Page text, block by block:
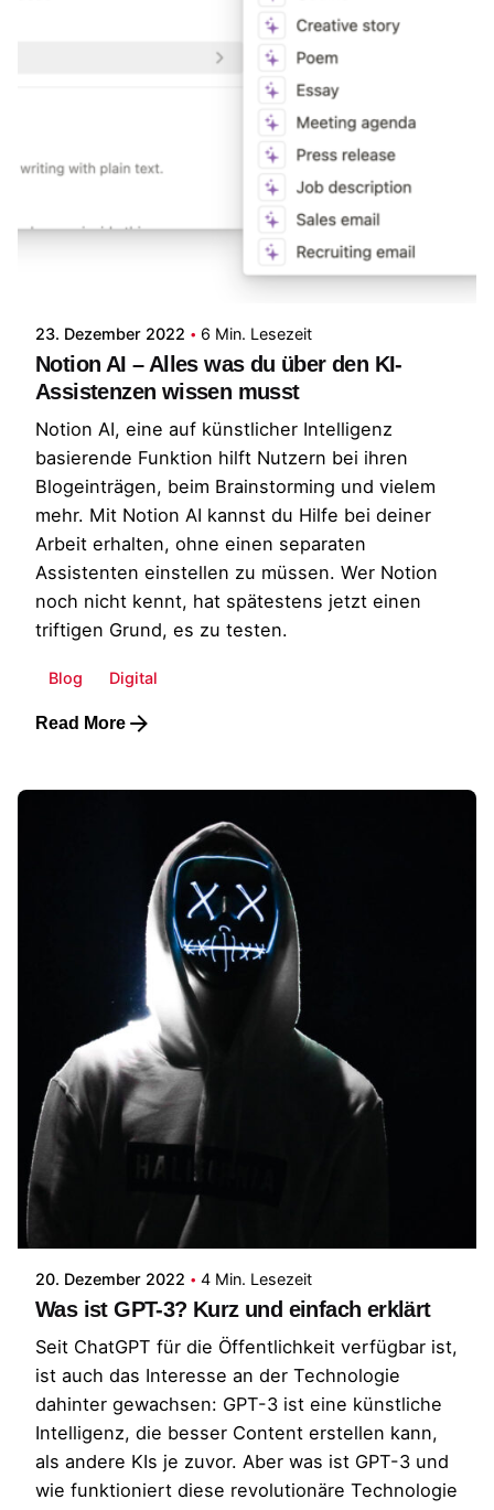
23. Dezember 2022 6 Min. Lesezeit
Notion AI – Alles was du über den KI-
Assistenzen wissen musst
Notion AI, eine auf künstlicher Intelligenz
basierende Funktion hilft Nutzern bei ihren
Blogeinträgen, beim Brainstorming und vielem
mehr. Mit Notion AI kannst du Hilfe bei deiner
Arbeit erhalten, ohne einen separaten
Assistenten einstellen zu müssen. Wer Notion
noch nicht kennt, hat spätestens jetzt einen
triftigen Grund, es zu testen.
Blog Digital
Read More
Patrick
20. Dezember 2022 4 Min. Lesezeit
Was ist GPT-3? Kurz und einfach erklärt
Seit ChatGPT für die Öffentlichkeit verfügbar ist,
ist auch das Interesse an der Technologie
dahinter gewachsen: GPT-3 ist eine künstliche
Intelligenz, die besser Content erstellen kann,
als andere KIs je zuvor. Aber was ist GPT-3 und
wie funktioniert diese revolutionäre Technologie